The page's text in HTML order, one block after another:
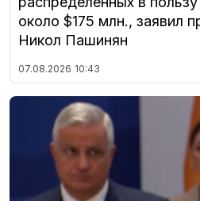
около $175 млн., заявил
Никол Пашинян
07.08.2026 10:43